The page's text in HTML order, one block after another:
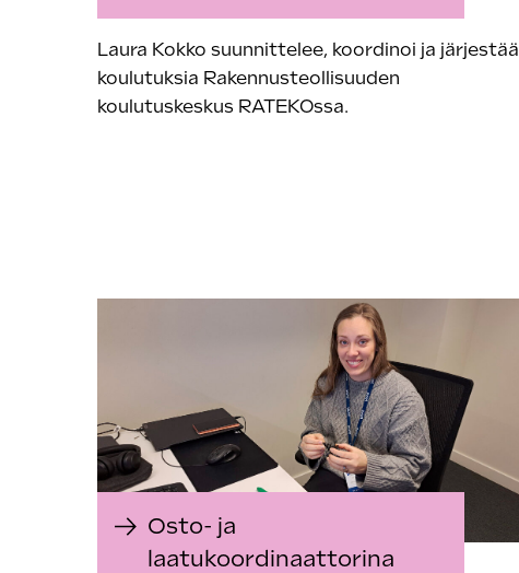
Laura Kokko suunnittelee, koordinoi ja järjestää
koulutuksia Rakennusteollisuuden
koulutuskeskus RATEKOssa.
Osto- ja
laatukoordinaattorina